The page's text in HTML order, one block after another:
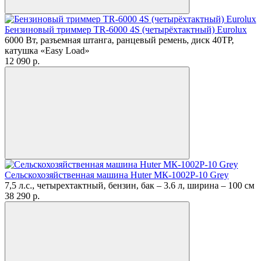
Бензиновый триммер TR-6000 4S (четырёхтактный) Eurolux
6000 Вт, разъемная штанга, ранцевый ремень, диск 40ТР,
катушка «Easy Load»
12 090 p.
Сельскохозяйственная машина Huter МК-1002Р-10 Grey
7,5 л.с., четырехтактный, бензин, бак – 3.6 л, ширина – 100 см
38 290 p.